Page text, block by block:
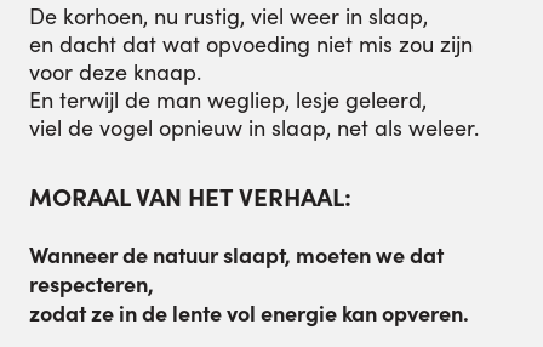
De korhoen, nu rustig, viel weer in slaap,
en dacht dat wat opvoeding niet mis zou zijn
voor deze knaap.
En terwijl de man wegliep, lesje geleerd,
viel de vogel opnieuw in slaap, net als weleer.
MORAAL VAN HET VERHAAL:
Wanneer de natuur slaapt, moeten we dat
respecteren,
zodat ze in de lente vol energie kan opveren.